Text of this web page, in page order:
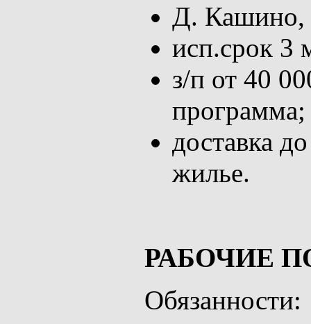
Д. Кашино,
исп.срок 3
з/п от 40
программа;
доставка
жилье.
РАБОЧИЕ
Обязанности: